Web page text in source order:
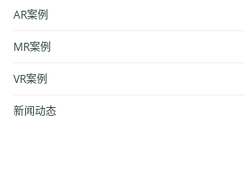
AR案例
MR案例
VR案例
新闻动态